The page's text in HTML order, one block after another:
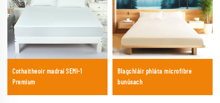
Cothaitheoir madraí SEMI-1
Premium
Blagchláir phláta microfibre
bunúsach